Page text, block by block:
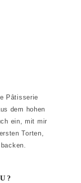
Pâtisserie
dem hohen
ein, mit mir
Torten,